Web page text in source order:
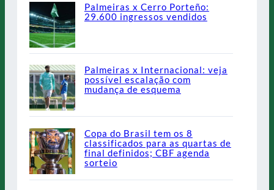
Palmeiras x Cerro Porteño:
29.600 ingressos vendidos
Palmeiras x Internacional: veja
possível escalação com
mudança de esquema
Copa do Brasil tem os 8
classificados para as quartas de
final definidos; CBF agenda
sorteio